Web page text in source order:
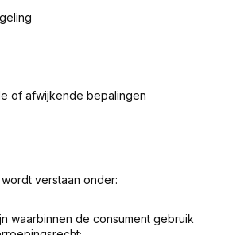
of afwijkende bepalingen
verstaan onder:
waarbinnen de consument gebruik